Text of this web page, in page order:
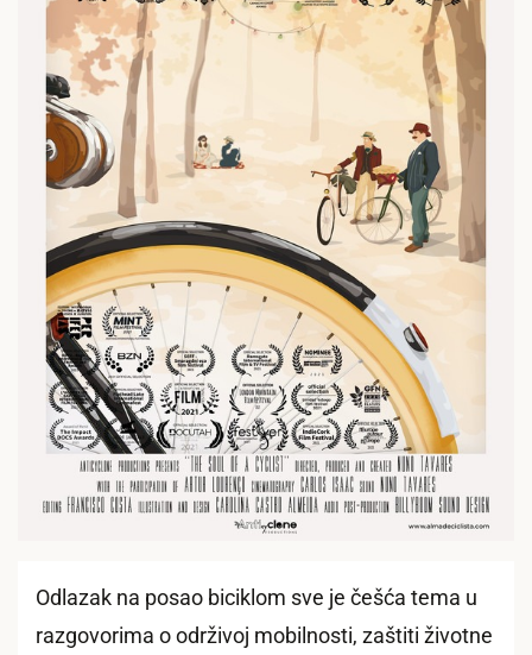
Odlazak na posao biciklom sve je češća tema u
razgovorima o održivoj mobilnosti, zaštiti životne